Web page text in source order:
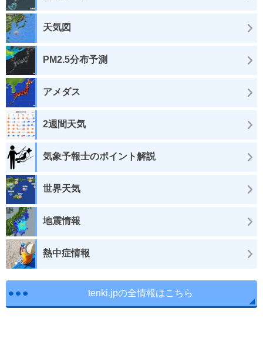
天気図
PM2.5分布予測
アメダス
2週間天気
気象予報士のポイント解説
世界天気
地震情報
熱中症情報
tenki.jpの全情報はこちら